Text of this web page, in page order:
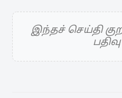
இந்தச் செய்தி